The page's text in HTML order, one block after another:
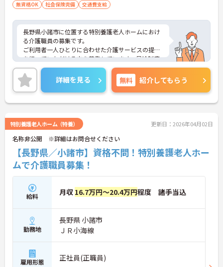
無資格OK 社会保険完備 交通費支給
長野県小諸市に位置する特別養護老人ホームにおけ
る介護職員の募集です。
ご利用者一人ひとりに合わせた介護サービスの提供
を行っていただける方を募集しています。昇給制度
があり、頑張りがきちんと評価されるのでモチベー
ションアップにつながります。
ご興味のある方には、面接対策ポイントなど、さら
に詳細をお話しいたしますのでお気軽にご相談くだ
さい！
詳細を見る 無料 紹介してもらう
特別養護老人ホーム（特養） 更新日：2026年04月02日
名称非公開 ※詳細はお問合せください
【長野県／小諸市】資格不問！特別養護老人ホー
ムで介護職員募集！
給料 月収 16.7万円～20.4万円程度 諸手当込
勤務地
長野県 小諸市
ＪＲ小海線
雇用形態 正社員(正職員)